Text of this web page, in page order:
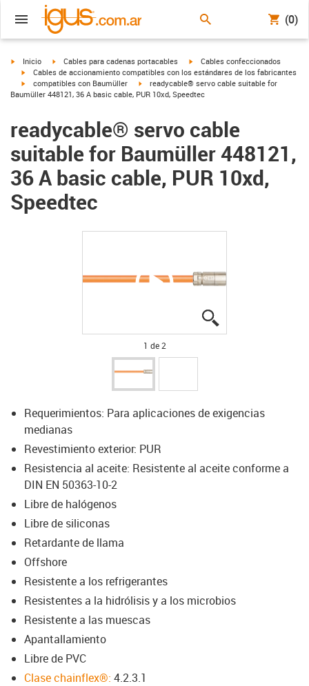
(0)
igus-icon-arrow-right
Inicio igus-icon-arrow-right
Cables para cadenas portacables igus-icon-arrow-right
Cables confeccionados
igus-icon-arrow-right
Cables de accionamiento compatibles con los estándares de los fabricantes
igus-icon-arrow-right
compatibles con Baumüller igus-icon-arrow-right
readycable® servo cable suitable for
Baumüller 448121, 36 A basic cable, PUR 10xd, Speedtec
readycable® servo cable
suitable for Baumüller 448121,
36 A basic cable, PUR 10xd,
Speedtec
1 de 2
Requerimientos: Para aplicaciones de exigencias
medianas
Revestimiento exterior: PUR
Resistencia al aceite: Resistente al aceite conforme a
DIN EN 50363-10-2
Libre de halógenos
Libre de siliconas
Retardante de llama
Offshore
Resistente a los refrigerantes
Resistentes a la hidrólisis y a los microbios
Resistente a las muescas
Apantallamiento
Libre de PVC
Clase chainflex®: 4.2.3.1